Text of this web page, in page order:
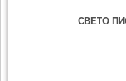
СВЕТО